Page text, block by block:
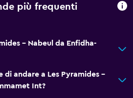
più frequenti
- Nabeul da Enfidha-
di andare a Les Pyramides -
Int?